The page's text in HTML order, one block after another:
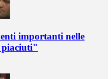
importanti nelle
piaciuti"